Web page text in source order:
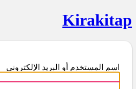
Kirakitap
اسم المستخدم أو البريد الإلكتروني